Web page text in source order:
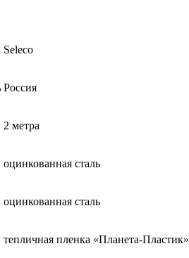
Seleco
Россия
2 метра
оцинкованная сталь
оцинкованная сталь
тепличная пленка «Планета-Пластик»